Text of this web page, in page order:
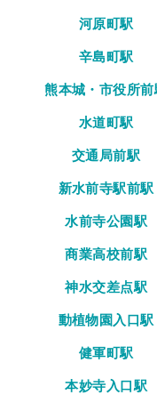
河原町駅
辛島町駅
熊本城・市役所前
水道町駅
交通局前駅
新水前寺駅前駅
水前寺公園駅
商業高校前駅
神水交差点駅
動植物園入口駅
健軍町駅
本妙寺入口駅